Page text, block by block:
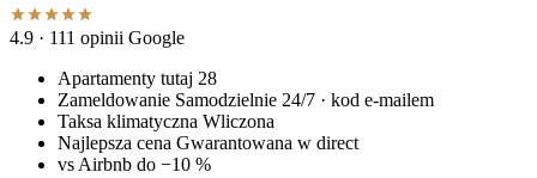
4.9 · 111 opinii Google
Apartamenty tutaj 28
Zameldowanie Samodzielnie 24/7 · kod e-mailem
Taksa klimatyczna Wliczona
Najlepsza cena Gwarantowana w direct
vs Airbnb do −10 %